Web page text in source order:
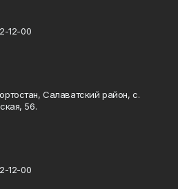
12-00
Салаватский район, с.
56.
12-00